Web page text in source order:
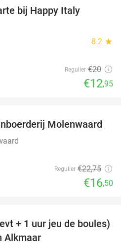
bij Happy Italy
8.2 star
Regulier €20
€12,95
27%
Molenwaard
Regulier €22,75
€16,50
29%
+ 1 uur jeu de boules)
Alkmaar